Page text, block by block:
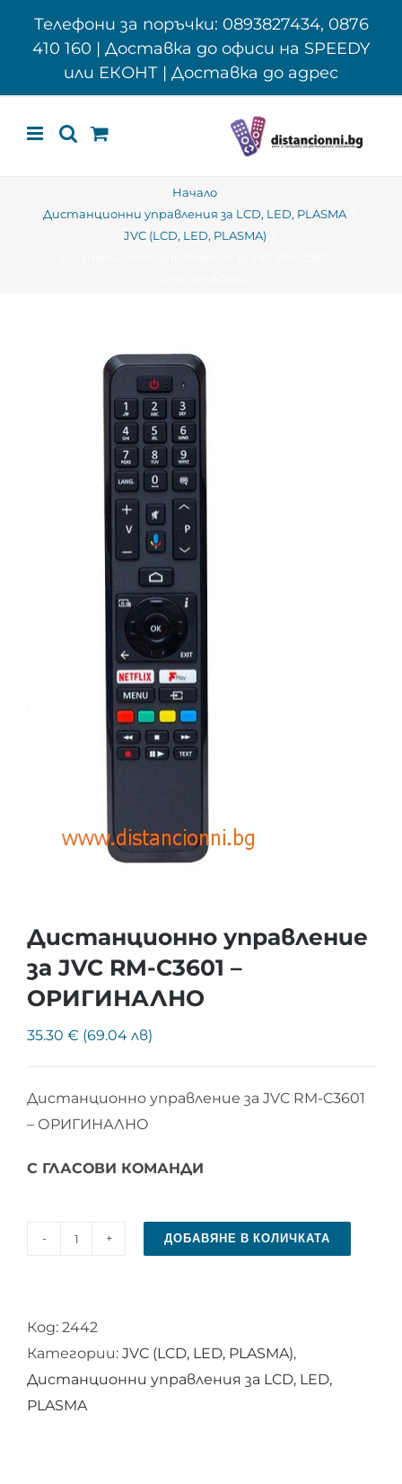
Телефони за поръчки: 0893827434, 0876
410 160 | Доставка до офиси на SPEEDY
или ЕКОНТ | Доставка до адрес
Начало
Дистанционни управления за LCD, LED, PLASMA
JVC (LCD, LED, PLASMA)
Дистанционно управление
за JVC RM-C3601 –
ОРИГИНАЛНО
35.30 € (69.04 лв)
Дистанционно управление за JVC RM-C3601
– ОРИГИНАЛНО
С ГЛАСОВИ КОМАНДИ
количество
управление
за
JVC
RM-
ДОБАВЯНЕ В КОЛИЧКАТА
Код: 2442
Категории: JVC (LCD, LED, PLASMA),
Дистанционни управления за LCD, LED,
PLASMA